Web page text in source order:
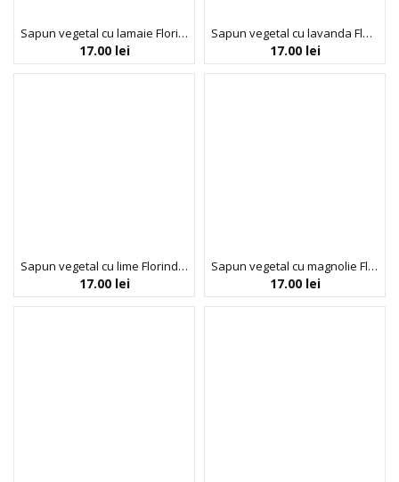
Sapun vegetal cu lamaie Florinda, 100 g La Dispensa
17.00 lei
Sapun vegetal cu lavanda Florinda, 100 g La Dispensa
17.00 lei
Sapun vegetal cu lime Florinda, 100 g La Dispensa
17.00 lei
Sapun vegetal cu magnolie Florinda, 100 g La Dispensa
17.00 lei